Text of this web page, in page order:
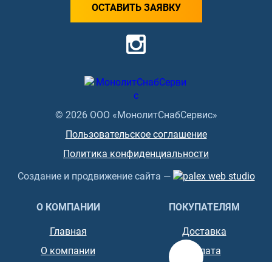
© 2026 ООО «МонолитСнабСервис»
Пользовательское соглашение
Политика конфиденциальности
Создание и продвижение сайта —
О КОМПАНИИ
Главная
О компании
ПОКУПАТЕЛЯМ
Доставка
Оплата
ОСТАВИТЬ ЗАЯВКУ